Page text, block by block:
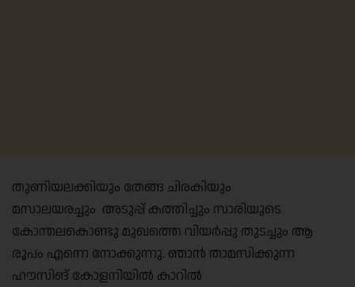
തുണിയലക്കിയും തേങ്ങ ചിരകിയും
മസാലയരച്ചും അടുപ്പ് കത്തിച്ചും സാരിയുടെ
കോന്തലകൊണ്ടു മുഖത്തെ വിയർപ്പു തുടച്ചും ആ
രൂപം എന്നെ നോക്കുന്നു. ഞാൻ താമസിക്കുന്ന
ഹൗസിങ് കോളനിയിൽ കാറിൽ